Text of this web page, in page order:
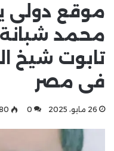
موقع دولى
محمد
تابوت شيخ
فى مصر
26 مايو، 2025 0